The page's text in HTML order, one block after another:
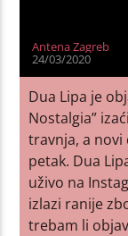
Antena Zagreb
24/03/2020
Dua Lipa je
Nostalgia”
travnja, a novi
petak. Dua
uživo na
izlazi ranije
trebam li